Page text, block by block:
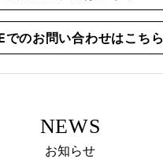
CHANNEL
でのお問い合わせはこちら
NEWS
お知らせ